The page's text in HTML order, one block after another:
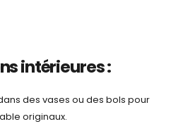
intérieures :
des vases ou des bols pour
originaux.